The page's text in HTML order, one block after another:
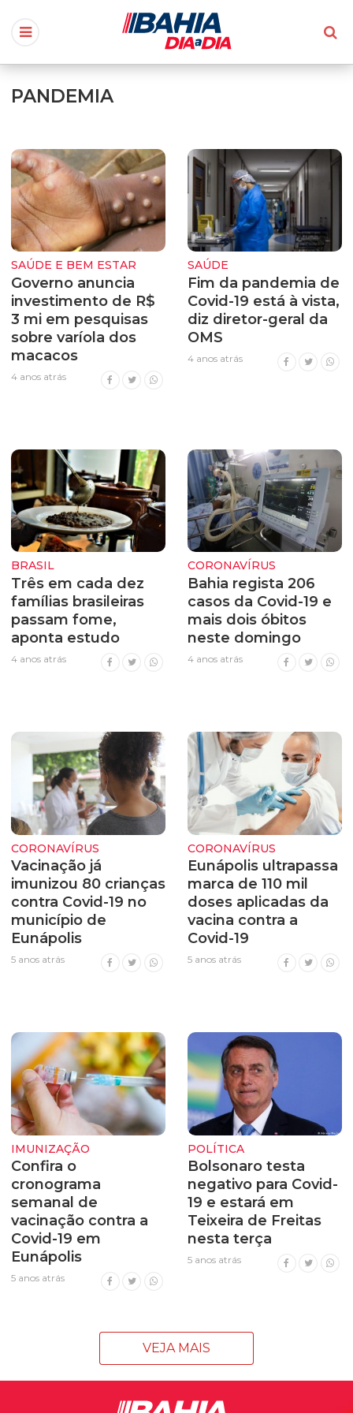
PANDEMIA
SAÚDE E BEM ESTAR
Governo anuncia
investimento de R$
3 mi em pesquisas
sobre varíola dos
macacos
4 anos atrás
SAÚDE
Fim da pandemia de
Covid-19 está à vista,
diz diretor-geral da
OMS
4 anos atrás
BRASIL
Três em cada dez
famílias brasileiras
passam fome,
aponta estudo
4 anos atrás
CORONAVÍRUS
Bahia regista 206
casos da Covid-19 e
mais dois óbitos
neste domingo
4 anos atrás
CORONAVÍRUS
Vacinação já
imunizou 80 crianças
contra Covid-19 no
município de
Eunápolis
5 anos atrás
CORONAVÍRUS
Eunápolis ultrapassa
marca de 110 mil
doses aplicadas da
vacina contra a
Covid-19
5 anos atrás
IMUNIZAÇÃO
Confira o
cronograma
semanal de
vacinação contra a
Covid-19 em
Eunápolis
5 anos atrás
POLÍTICA
Bolsonaro testa
negativo para Covid-
19 e estará em
Teixeira de Freitas
nesta terça
5 anos atrás
VEJA MAIS